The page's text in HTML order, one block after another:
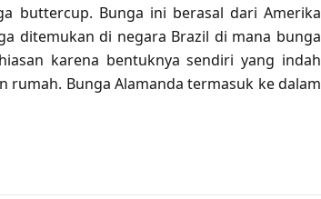
buttercup. Bunga ini berasal dari Amerika
ditemukan di negara Brazil di mana bunga
karena bentuknya sendiri yang indah
rumah. Bunga Alamanda termasuk ke dalam